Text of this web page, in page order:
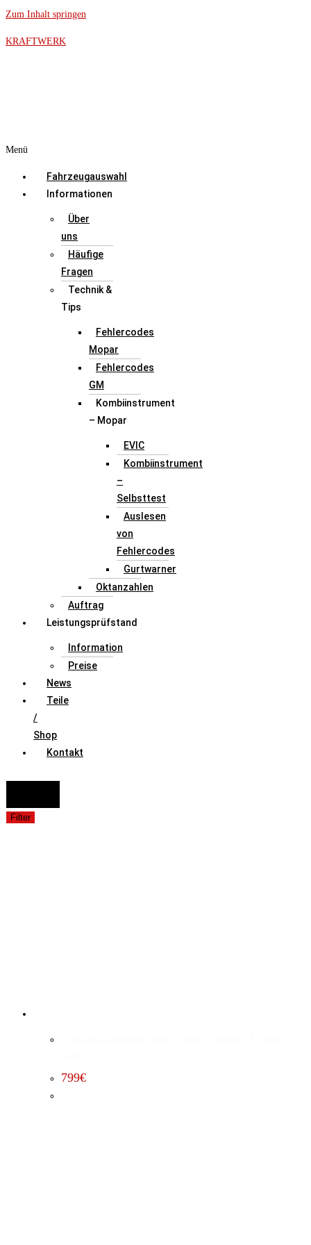
Zum Inhalt springen
KRAFTWERK
Menü
Fahrzeugauswahl
Informationen
Über
uns
Häufige
Fragen
Technik &
Tips
Fehlercodes
Mopar
Fehlercodes
GM
Kombiinstrument
– Mopar
EVIC
Kombiinstrument
–
Selbsttest
Auslesen
von
Fehlercodes
Gurtwarner
Oktanzahlen
Auftrag
Leistungsprüfstand
Information
Preise
News
Teile
/
Shop
Kontakt
Filter
799€